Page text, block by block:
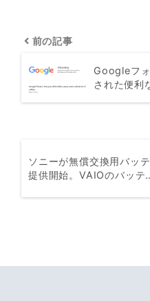
前の記事
Googleフ
された便利
ソニーが無償交換用バッ
提供開始。VAIOのバッテ